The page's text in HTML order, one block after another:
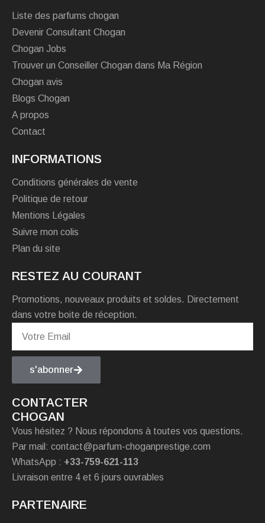
Liste des parfums chogan
Devenir Consultant Chogan
Chogan Jobs
Trouver un Conseiller Chogan dans Ma Région
Chogan avis
Blogs Chogan
A propos
Contact
INFORMATIONS
Conditions générales de vente
Politique de retour
Mentions Légales
Suivre mon colis
Plan du site
RESTEZ AU COURANT
Promotions, nouveaux produits et soldes. Directement
dans votre boite de réception.
s'abonner
CONTACTER
CHOGAN
Vous hésitez ? Nous répondons à toutes vos questions.
Par mail: contact@parfum-choganprestige.com
WhatsApp : +33-759-621-113
Livraison entre 4 et 6 jours ouvrables
PARTENAIRE